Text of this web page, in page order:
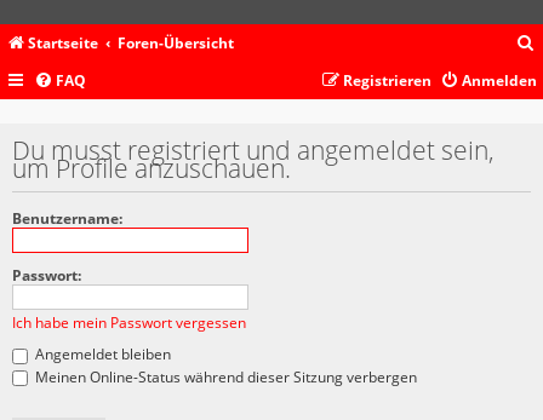
Startseite Foren-Übersicht
c
FAQ Anmelden
Registrieren
Du musst registriert und angemeldet sein,
um Profile anzuschauen.
Benutzername:
Passwort:
Ich habe mein Passwort vergessen
Angemeldet bleiben
Meinen Online-Status während dieser Sitzung verbergen